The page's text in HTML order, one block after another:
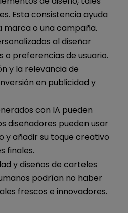
Esta consistencia ayuda
marca o una campaña.
al diseñar
preferencias de usuario.
y la relevancia de
en publicidad y
con IA pueden
diseñadores pueden usar
y añadir su toque creativo
finales.
y diseños de carteles
podrían no haber
frescos e innovadores.